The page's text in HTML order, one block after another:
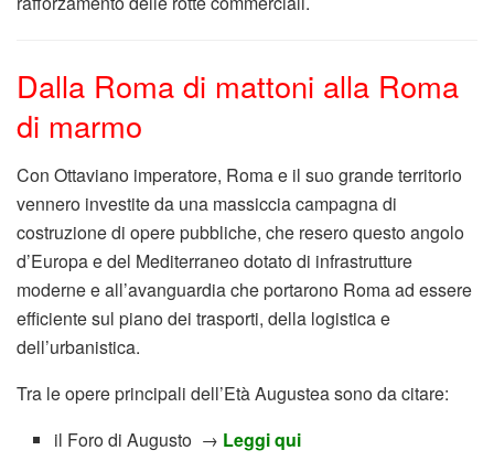
Dalla Roma di mattoni alla Roma
di marmo
Con Ottaviano imperatore, Roma e il suo grande territorio
vennero investite da una massiccia campagna di
costruzione di opere pubbliche, che resero questo angolo
d’Europa e del Mediterraneo dotato di infrastrutture
moderne e all’avanguardia che portarono Roma ad essere
efficiente sul piano dei trasporti, della logistica e
dell’urbanistica.
Tra le opere principali dell’Età Augustea sono da citare:
il Foro di Augusto → Leggi qui